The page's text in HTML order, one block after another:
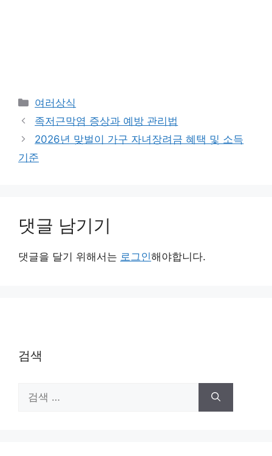
카
테
고
리
여러상식
족저근막염 증상과 예방 관리법
2026년 맞벌이 가구 자녀장려금 혜택 및 소득
기준
댓글 남기기
댓글을 달기 위해서는 로그인해야합니다.
검색
색: